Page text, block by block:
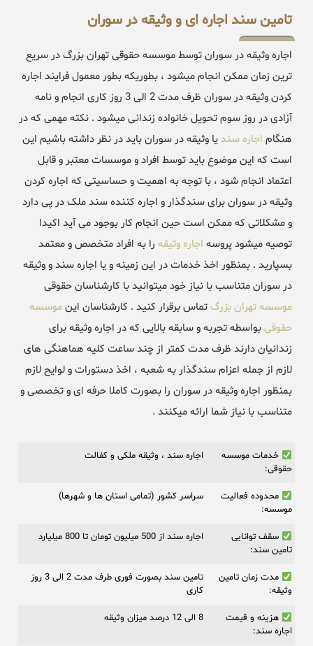
تامین سند اجاره ای و وثیقه در سوران
اجاره وثیقه در سوران توسط موسسه حقوقی تهران بزرگ در سریع
ترین زمان ممکن انجام میشود ، بطوریکه بطور معمول فرایند اجاره
کردن وثیقه در سوران ظرف مدت 2 الی 3 روز کاری انجام و نامه
آزادی در روز سوم تحویل خانواده زندانی میشود . نکته مهمی که در
هنگام اجاره سندیا وثیقه در سوران باید در نظر داشته باشیم این
است که این موضوع باید توسط افراد و موسسات معتبر و قابل
اعتماد انجام شود ، با توجه به اهمیت و حساسیتی که اجاره کردن
وثیقه در سوران برای سندگذار و اجاره کننده سند ملک در پی دارد
و مشکلاتی که ممکن است حین انجام کار بوجود می آید اکیدا
توصیه میشود پروسه اجاره وثیقه را به افراد متخصص و معتمد
بسپارید . بمنظور اخذ خدمات در این زمینه و یا اجاره سند و وثیقه
در سوران متناسب با نیاز خود میتوانید با کارشناسان حقوقی
موسسه تهران بزرگتماس برقرار کنید . کارشناسان اینموسسه
حقوقیبواسطه تجربه و سابقه بالایی که در اجاره وثیقه برای
زندانیان دارند ظرف مدت کمتر از چند ساعت کلیه هماهنگی های
لازم از جمله اعزام سندگذار به شعبه ، اخذ دستورات و لوایح لازم
بمنظور اجاره وثیقه در سوران را بصورت کاملا حرفه ای و تخصصی و
متناسب با نیاز شما ارائه میکنند .
خدمات موسسه
حقوقی:
اجاره سند ، وثیقه ملکی و کفالت
محدوده فعالیت
موسسه:
سراسر کشور (تمامی استان ها و شهرها)
سقف توانایی
تامین سند:
اجاره سند از 500 میلیون تومان تا 800 میلیارد
مدت زمان تامین
وثیقه:
تامین سند بصورت فوری طرف مدت 2 الی 3 روز
کاری
هزینه و قیمت
اجاره سند:
8 الی 12 درصد میزان وثیقه